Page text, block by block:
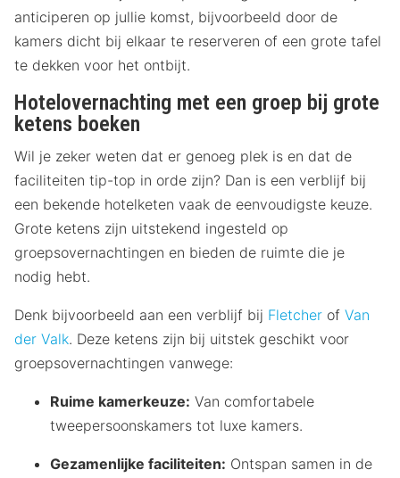
anticiperen op jullie komst, bijvoorbeeld door de
kamers dicht bij elkaar te reserveren of een grote tafel
te dekken voor het ontbijt.
Hotelovernachting met een groep bij grote
ketens boeken
Wil je zeker weten dat er genoeg plek is en dat de
faciliteiten tip-top in orde zijn? Dan is een verblijf bij
een bekende hotelketen vaak de eenvoudigste keuze.
Grote ketens zijn uitstekend ingesteld op
groepsovernachtingen en bieden de ruimte die je
nodig hebt.
Denk bijvoorbeeld aan een verblijf bij Fletcher of Van
der Valk. Deze ketens zijn bij uitstek geschikt voor
groepsovernachtingen vanwege:
Ruime kamerkeuze: Van comfortabele
tweepersoonskamers tot luxe kamers.
Gezamenlijke faciliteiten: Ontspan samen in de